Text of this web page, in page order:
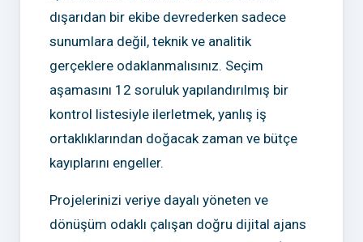
dışarıdan bir ekibe devrederken sadece
sunumlara değil, teknik ve analitik
gerçeklere odaklanmalısınız. Seçim
aşamasını 12 soruluk yapılandırılmış bir
kontrol listesiyle ilerletmek, yanlış iş
ortaklıklarından doğacak zaman ve bütçe
kayıplarını engeller.
Projelerinizi veriye dayalı yöneten ve
dönüşüm odaklı çalışan doğru dijital ajans